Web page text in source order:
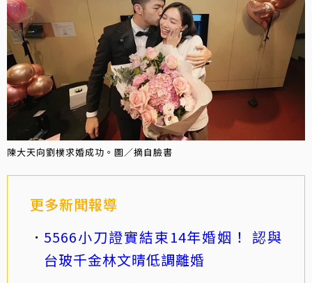
陳大天向劉樸求婚成功。圖／摘自臉書
更多新聞報導
5566小刀證實結束14年婚姻！ 認與
台玻千金林文晴低調離婚